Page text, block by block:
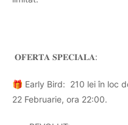
𝐎𝐅𝐄𝐑𝐓𝐀 𝐒𝐏𝐄𝐂𝐈𝐀𝐋𝐀:
🎁 Early Bird: 210 lei în loc
22 Februarie, ora 22:00.